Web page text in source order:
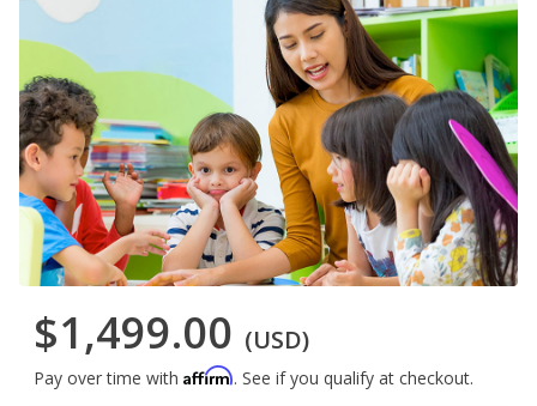
$1,499.00 (USD)
Pay over time with Affirm. See if you qualify at checkout.